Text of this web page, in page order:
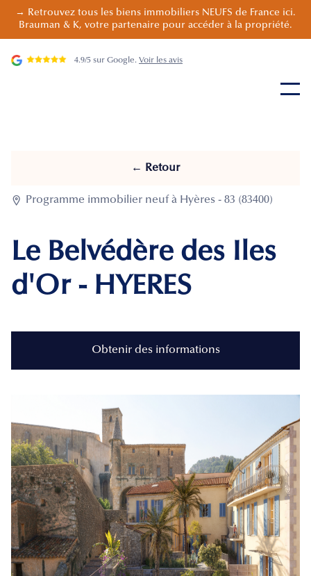
→ Retrouvez tous les biens immobiliers NEUFS de France ici.
Brauman & K, votre partenaire pour accéder à la propriété.
4.9/5 sur Google. Voir les avis
← Retour
 Programme immobilier neuf à Hyères - 83 (83400)
Le Belvédère des Iles
d'Or - HYERES
Obtenir des informations